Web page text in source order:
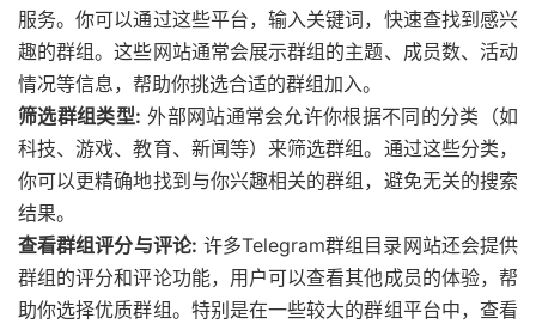
服务。你可以通过这些平台，输入关键词，快速查找到感兴
趣的群组。这些网站通常会展示群组的主题、成员数、活动
情况等信息，帮助你挑选合适的群组加入。
筛选群组类型: 外部网站通常会允许你根据不同的分类（如
科技、游戏、教育、新闻等）来筛选群组。通过这些分类，
你可以更精确地找到与你兴趣相关的群组，避免无关的搜索
结果。
查看群组评分与评论: 许多Telegram群组目录网站还会提供
群组的评分和评论功能，用户可以查看其他成员的体验，帮
助你选择优质群组。特别是在一些较大的群组平台中，查看